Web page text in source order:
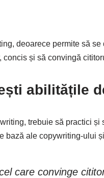
deoarece permite să
și să convingă
abilitățile
trebuie să practici
bază ale copywriting-ului
care convinge